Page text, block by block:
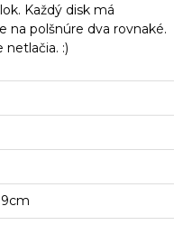
Každý disk má
na polšnúre dva rovnaké.
netlačia. :)